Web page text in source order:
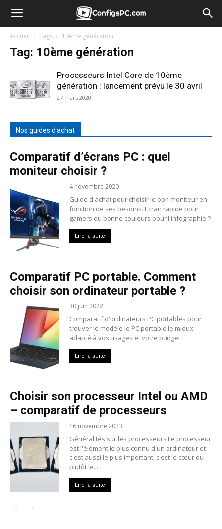
Accueil Tags 10ème génération
Tag: 10ème génération
Processeurs Intel Core de 10ème
génération : lancement prévu le 30 avril
27 mars 2020
Nos guides d'achat
Comparatif d’écrans PC : quel
moniteur choisir ?
4 novembre 2020
Guide d'achat pour choisir le bon moniteur en
fonction de ses besoins. Ecran rapide pour
gamers ou bonne couleurs pour l'infographie ?
Lire la suite
Comparatif PC portable. Comment
choisir son ordinateur portable ?
30 juin 2022
Comparatif d'ordinateurs PC portables pour
trouver le modèle le PC portable le mieux
adapté à vos usages et votre budget.
Lire la suite
Choisir son processeur Intel ou AMD
– comparatif de processeurs
16 novembre 2023
Généralités sur les processeurs Le processeur
est l'élément le plus connu d'un ordinateur et
c'est aussi le plus important, c'est le cœur ou
plutôt le...
Lire la suite